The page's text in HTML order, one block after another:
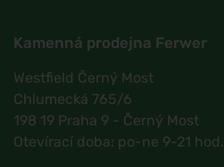
Kamenná prodejna Ferwer
Westfield Černý Most
Chlumecká 765/6
198 19 Praha 9 - Černý Most
Otevírací doba: po-ne 9-21 hod.